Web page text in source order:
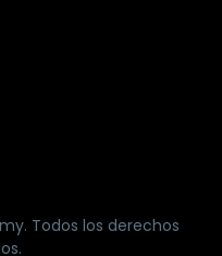
Todos los derechos